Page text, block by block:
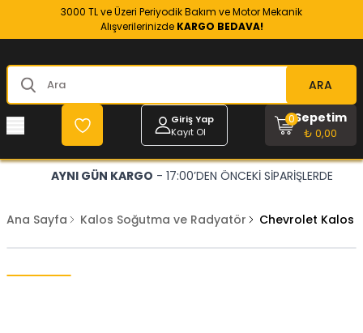
3000 TL ve Üzeri Periyodik Bakım ve Motor Mekanik
Alışverilerinizde KARGO BEDAVA!
ARA
Giriş Yap
Kayıt Ol
Sepetim
₺ 0,00
0
AYNI GÜN KARGO - 17:00’DEN ÖNCEKİ SİPARİŞLERDE
Ana Sayfa Kalos Soğutma ve Radyatör Chevrolet Kalos